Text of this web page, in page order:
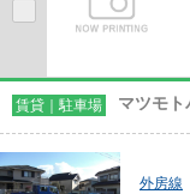
賃貸｜駐車場 マツモ
外房線